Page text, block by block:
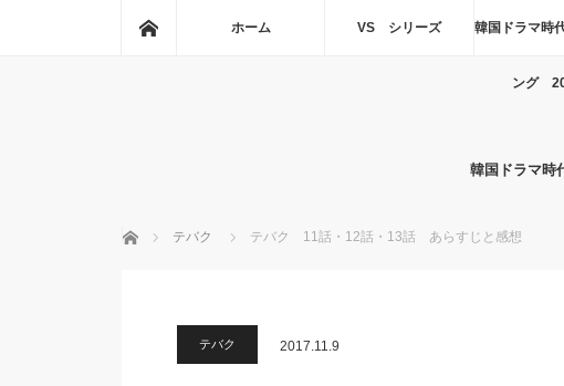
ホーム VS シリーズ 韓国ドラマ時
ング
韓国ドラマ
ホーム テバク テバク 11話・12話・13話 あらすじと感想
テバク 2017.11.9